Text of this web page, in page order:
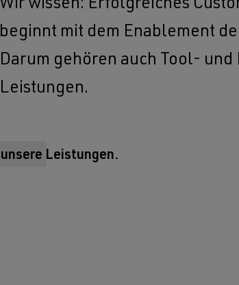
Wir wissen: Erfolgreiches
beginnt mit dem Enablement
Darum gehören auch Tool-
Leistungen.
unsere Leistungen.